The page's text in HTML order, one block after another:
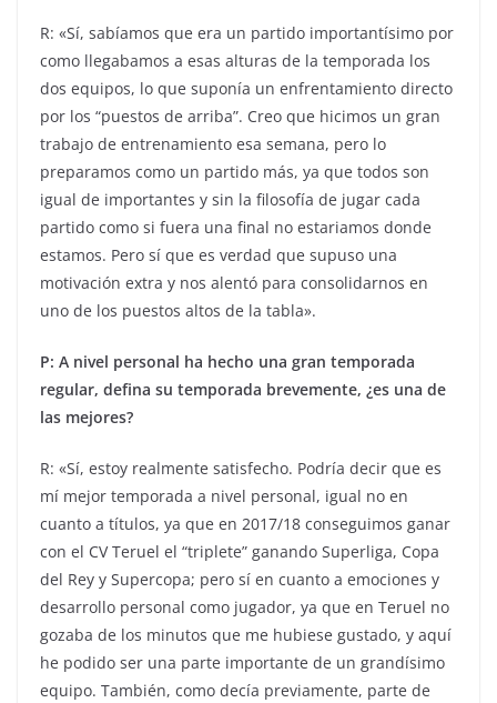
R: «Sí, sabíamos que era un partido importantísimo por
como llegabamos a esas alturas de la temporada los
dos equipos, lo que suponía un enfrentamiento directo
por los “puestos de arriba”. Creo que hicimos un gran
trabajo de entrenamiento esa semana, pero lo
preparamos como un partido más, ya que todos son
igual de importantes y sin la filosofía de jugar cada
partido como si fuera una final no estariamos donde
estamos. Pero sí que es verdad que supuso una
motivación extra y nos alentó para consolidarnos en
uno de los puestos altos de la tabla».
P: A nivel personal ha hecho una gran temporada
regular, defina su temporada brevemente, ¿es una de
las mejores?
R: «Sí, estoy realmente satisfecho. Podría decir que es
mí mejor temporada a nivel personal, igual no en
cuanto a títulos, ya que en 2017/18 conseguimos ganar
con el CV Teruel el “triplete” ganando Superliga, Copa
del Rey y Supercopa; pero sí en cuanto a emociones y
desarrollo personal como jugador, ya que en Teruel no
gozaba de los minutos que me hubiese gustado, y aquí
he podido ser una parte importante de un grandísimo
equipo. También, como decía previamente, parte de